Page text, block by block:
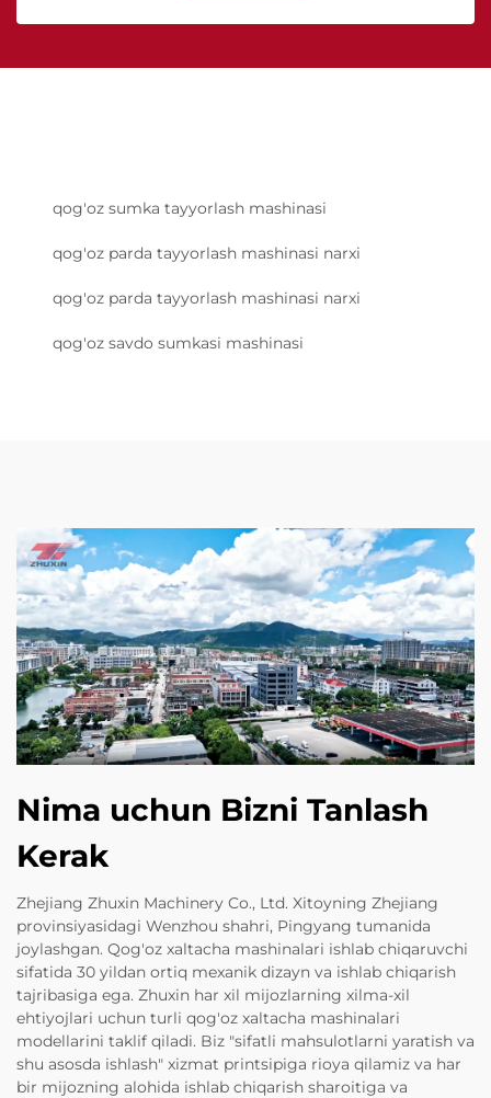
qog'oz sumka tayyorlash mashinasi
qog'oz parda tayyorlash mashinasi narxi
qog'oz parda tayyorlash mashinasi narxi
qog'oz savdo sumkasi mashinasi
Nima uchun Bizni Tanlash
Kerak
Zhejiang Zhuxin Machinery Co., Ltd. Xitoyning Zhejiang
provinsiyasidagi Wenzhou shahri, Pingyang tumanida
joylashgan. Qog'oz xaltacha mashinalari ishlab chiqaruvchi
sifatida 30 yildan ortiq mexanik dizayn va ishlab chiqarish
tajribasiga ega. Zhuxin har xil mijozlarning xilma-xil
ehtiyojlari uchun turli qog'oz xaltacha mashinalari
modellarini taklif qiladi. Biz "sifatli mahsulotlarni yaratish va
shu asosda ishlash" xizmat printsipiga rioya qilamiz va har
bir mijozning alohida ishlab chiqarish sharoitiga va